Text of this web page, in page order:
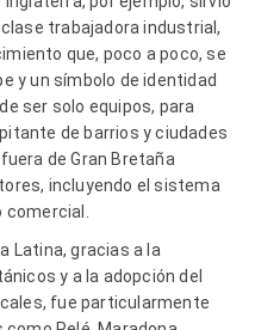
trabajadora industrial,
que, poco a poco, se
y un símbolo de identidad
ser solo equipos, para
de barrios y ciudades
de Gran Bretaña
incluyendo el sistema
Latina, gracias a la
y a la adopción del
fue particularmente